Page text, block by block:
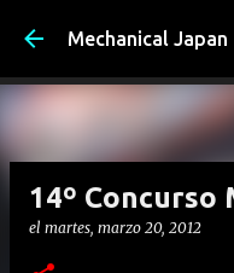
Ir al
Mechanical Japan
14º Concurso
el martes, marzo 20, 2012